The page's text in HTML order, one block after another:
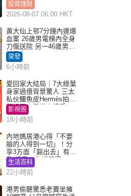
投資理財
2026-08-07 06:00 HKT
黃大仙上邨7分鐘內連爆
血案 26歲男電梯內全身
刀傷送院 另一46歲男倒
斃平台
突發
6小時前
愛回家大結局｜7大綠葉
身家過億背景驚人 三太
私伙鱷魚皮Hermès拍劇
蘇姐原來是半山樓后
影視圈
18小時前
內地媽居港心得「不要
臉的人得到一切」！分
享3方面「豁出去」有著
數 網民：你好厲害
生活百科
22小時前
港男偷聽驚悉老竇坐擁